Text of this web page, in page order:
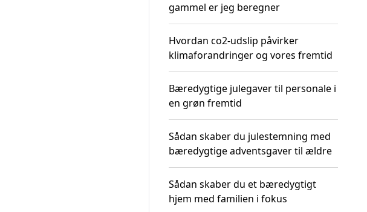
gammel er jeg beregner
Hvordan co2-udslip påvirker
klimaforandringer og vores fremtid
Bæredygtige julegaver til personale i
en grøn fremtid
Sådan skaber du julestemning med
bæredygtige adventsgaver til ældre
Sådan skaber du et bæredygtigt
hjem med familien i fokus